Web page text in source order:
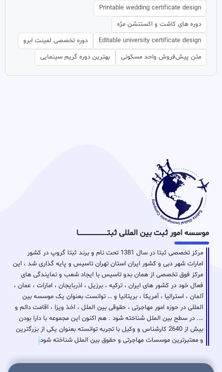
Printable wedding certificate design
دوره های کاشت و اکستنشن مژه
Editable university certificate design
دوره تخصصی لمینت ابرو
متن پیش‌فروش واحد مسکونی
بهترین دوره گریم سینمایی
موسسه امور ثبت بین المللی ثبتـــــــــــــــــــــــــــــا
مرکز تخصصی ثبتا در سال 1381 تحت نام و برند ثبتا گروپ در کشور
امارات شهر دبی و کشور ایران استان تهران تاسیس و پایه گذاری شد ، این
مرکز فوق تخصصی از همان بدو تاسیس با ایجاد شعب و نمایندگی های
فعال خود در کشور های ایران ، ترکیه ، برزیل ، اذربایجان ، امارات ، عمان ،
آلمان ، استرالیا ، آمریکا ، بریتانیا و … توانست بعنوان یک موسسه بین
المللی در حوزه امور مهاجرتی ، حقوقی بین الملل ، اخذ ویزا ، اقامت دائم و
…. در سطح بین الملل شناخته شود . هم اکنون این مجموعه با دارا بودن
بیش از 2640 کارشناس و وکیل با تجربه توانسته بعنوان یکی از بزرگترین
و معتبرترین موسسات مهاجرتی و حقوق بین الملل شناخته شود.